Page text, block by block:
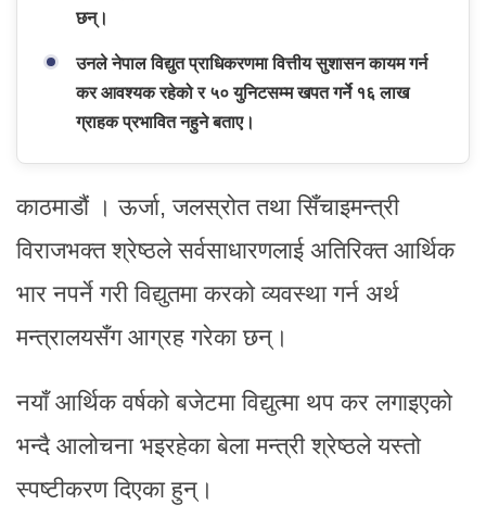
छन्।
उनले नेपाल विद्युत प्राधिकरणमा वित्तीय सुशासन कायम गर्न
कर आवश्यक रहेको र ५० युनिटसम्म खपत गर्ने १६ लाख
ग्राहक प्रभावित नहुने बताए।
काठमाडौं । ऊर्जा, जलस्रोत तथा सिँचाइमन्त्री
विराजभक्त श्रेष्ठले सर्वसाधारणलाई अतिरिक्त आर्थिक
भार नपर्ने गरी विद्युतमा करको व्यवस्था गर्न अर्थ
मन्त्रालयसँग आग्रह गरेका छन्।
नयाँ आर्थिक वर्षको बजेटमा विद्युत्मा थप कर लगाइएको
भन्दै आलोचना भइरहेका बेला मन्त्री श्रेष्ठले यस्तो
स्पष्टीकरण दिएका हुन्।